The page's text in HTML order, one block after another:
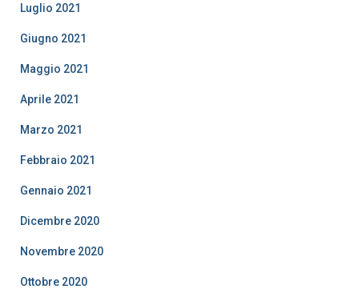
Luglio 2021
Giugno 2021
Maggio 2021
Aprile 2021
Marzo 2021
Febbraio 2021
Gennaio 2021
Dicembre 2020
Novembre 2020
Ottobre 2020